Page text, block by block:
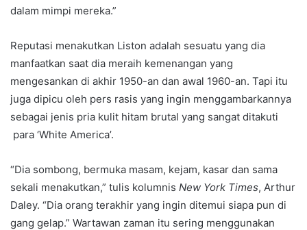
dalam mimpi mereka.”
Reputasi menakutkan Liston adalah sesuatu yang dia
manfaatkan saat dia meraih kemenangan yang
mengesankan di akhir 1950-an dan awal 1960-an. Tapi itu
juga dipicu oleh pers rasis yang ingin menggambarkannya
sebagai jenis pria kulit hitam brutal yang sangat ditakuti
para ‘White America’.
“Dia sombong, bermuka masam, kejam, kasar dan sama
sekali menakutkan,” tulis kolumnis New York Times, Arthur
Daley. “Dia orang terakhir yang ingin ditemui siapa pun di
gang gelap.” Wartawan zaman itu sering menggunakan